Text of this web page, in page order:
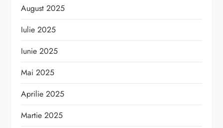
August 2025
Iulie 2025
Iunie 2025
Mai 2025
Aprilie 2025
Martie 2025